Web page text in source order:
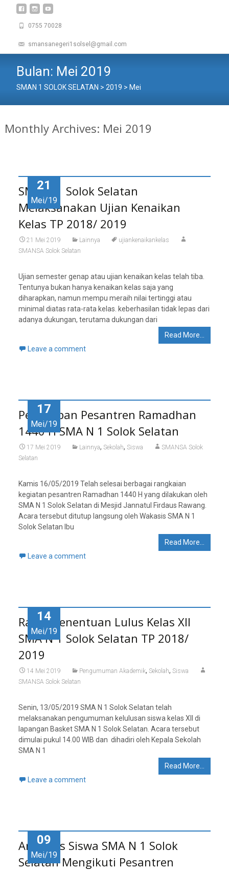
0755 70028
smansanegeri1solsel@gmail.com
Bulan: Mei 2019
SMAN 1 SOLOK SELATAN > 2019 > Mei
Monthly Archives: Mei 2019
21
Mei/19
SMA N 1 Solok Selatan
Melaksanakan Ujian Kenaikan
Kelas TP 2018/ 2019
21 Mei 2019 Lainnya
ujiankenaikankelas
SMANSA Solok Selatan
Ujian semester genap atau ujian kenaikan kelas telah tiba.
Tentunya bukan hanya kenaikan kelas saja yang
diharapkan, namun mempu meraih nilai tertinggi atau
minimal diatas rata-rata kelas. keberhasilan tidak lepas dari
adanya dukungan, terutama dukungan dari
Read More…
Leave a comment
17
Mei/19
Penutupan Pesantren Ramadhan
1440 H SMA N 1 Solok Selatan
17 Mei 2019 Lainnya, Sekolah, Siswa
SMANSA Solok
Selatan
Kamis 16/05/2019 Telah selesai berbagai rangkaian
kegiatan pesantren Ramadhan 1440 H yang dilakukan oleh
SMA N 1 Solok Selatan di Mesjid Jannatul Firdaus Rawang.
Acara tersebut ditutup langsung oleh Wakasis SMA N 1
Solok Selatan Ibu
Read More…
Leave a comment
14
Mei/19
Rapat Penentuan Lulus Kelas XII
SMA N 1 Solok Selatan TP 2018/
2019
14 Mei 2019 Pengumuman Akademik, Sekolah, Siswa
SMANSA Solok Selatan
Senin, 13/05/2019 SMA N 1 Solok Selatan telah
melaksanakan pengumuman kelulusan siswa kelas XII di
lapangan Basket SMA N 1 Solok Selatan. Acara tersebut
dimulai pukul 14.00 WIB dan dihadiri oleh Kepala Sekolah
SMA N 1
Read More…
Leave a comment
09
Mei/19
Antusias Siswa SMA N 1 Solok
Selatan Mengikuti Pesantren